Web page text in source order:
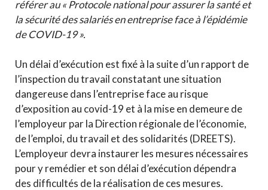
référer au « Protocole national pour assurer la santé et
la sécurité des salariés en entreprise face à l’épidémie
de COVID-19 ».
Un délai d’exécution est fixé à la suite d’un rapport de
l’inspection du travail constatant une situation
dangereuse dans l’entreprise face au risque
d’exposition au covid-19 et à la mise en demeure de
l’employeur par la Direction régionale de l’économie,
de l’emploi, du travail et des solidarités (DREETS).
L’employeur devra instaurer les mesures nécessaires
pour y remédier et son délai d’exécution dépendra
des difficultés de la réalisation de ces mesures.